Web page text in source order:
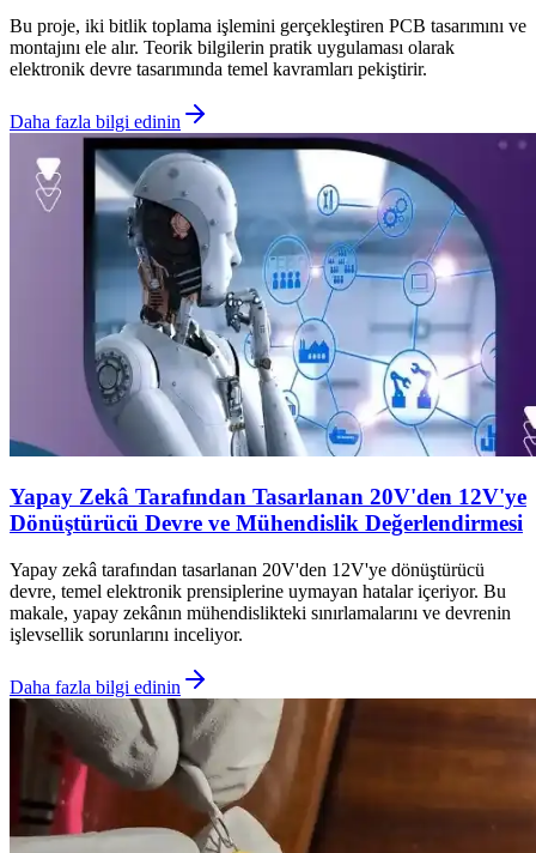
Bu proje, iki bitlik toplama işlemini gerçekleştiren PCB tasarımını ve
montajını ele alır. Teorik bilgilerin pratik uygulaması olarak
elektronik devre tasarımında temel kavramları pekiştirir.
Daha fazla bilgi edinin
Yapay Zekâ Tarafından Tasarlanan 20V'den 12V'ye
Dönüştürücü Devre ve Mühendislik Değerlendirmesi
Yapay zekâ tarafından tasarlanan 20V'den 12V'ye dönüştürücü
devre, temel elektronik prensiplerine uymayan hatalar içeriyor. Bu
makale, yapay zekânın mühendislikteki sınırlamalarını ve devrenin
işlevsellik sorunlarını inceliyor.
Daha fazla bilgi edinin